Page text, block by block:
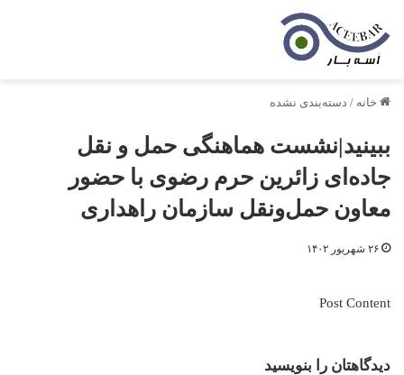
خانه / دسته‌بندی نشده
ببینید|نشست هماهنگی حمل و نقل
جاده‌ای زائرین حرم رضوی با حضور
معاون حمل‌ونقل سازمان راهداری
۲۶ شهریور ۱۴۰۲
Post Content
دیدگاهتان را بنویسید